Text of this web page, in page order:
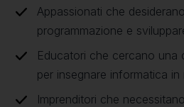
Appassionati che
programmazione e
Educatori che cercano una
per insegnare informatica
Imprenditori che